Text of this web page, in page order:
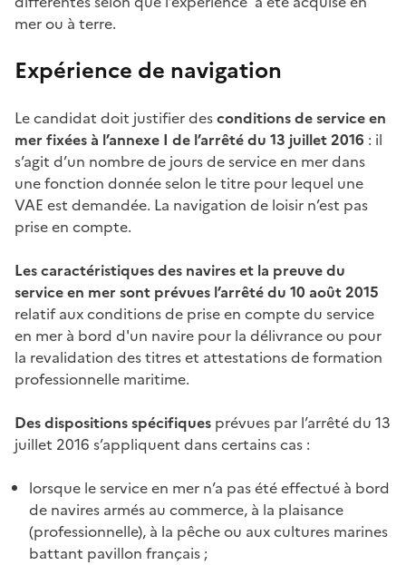
mer ou à terre.
Expérience de navigation
Le candidat doit justifier desconditions de service en
mer fixées à l’annexe I de l’arrêté du 13 juillet 2016 : il
s’agit d’un nombre de jours de service en mer dans
une fonction donnée selon le titre pour lequel une
VAE est demandée. La navigation de loisir n’est pas
prise en compte.
Les caractéristiques des navires et la preuve du
service en mer sont prévues l’arrêté du 10 août 2015
relatif aux conditions de prise en compte du service
en mer à bord d'un navire pour la délivrance ou pour
la revalidation des titres et attestations de formation
professionnelle maritime.
Des dispositions spécifiques prévues par l’arrêté du 13
juillet 2016 s’appliquent dans certains cas :
lorsque le service en mer n’a pas été effectué à bord
de navires armés au commerce, à la plaisance
(professionnelle), à la pêche ou aux cultures marines
battant pavillon français ;